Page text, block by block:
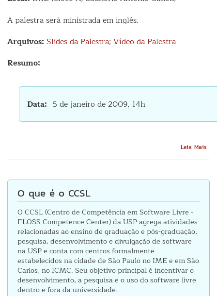
A palestra será ministrada em inglês.
Arquivos: Slides da Palestra; Vídeo da Palestra
Resumo:
Data 5 de janeiro de 2009, 14h
Leia Mais
O que é o CCSL
O CCSL (Centro de Competência em Software Livre -
FLOSS Competence Center) da USP agrega atividades
relacionadas ao ensino de graduação e pós-graduação,
pesquisa, desenvolvimento e divulgação de software
na USP e conta com centros formalmente
estabelecidos na cidade de São Paulo no IME e em São
Carlos, no ICMC. Seu objetivo principal é incentivar o
desenvolvimento, a pesquisa e o uso do software livre
dentro e fora da universidade.